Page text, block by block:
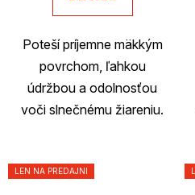
Poteší príjemne mäkkým
povrchom, ľahkou
údržbou a odolnosťou
voči slnečnému žiareniu.
LEN NA PREDAJNI